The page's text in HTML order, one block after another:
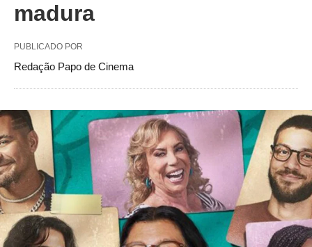
madura
PUBLICADO POR
Redação Papo de Cinema